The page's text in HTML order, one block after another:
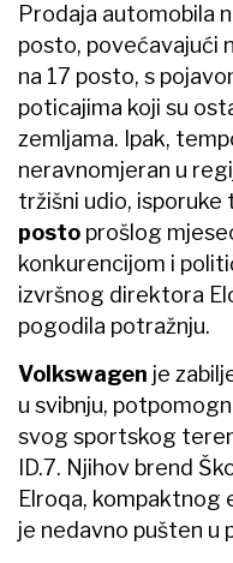
Prodaja automobila
posto, povećavajući
na 17 posto, s
poticajima koji su
zemljama. Ipak,
neravnomjeran u
tržišni udio, isporuke
posto prošlog
konkurencijom i
izvršnog direktora
pogodila potražnju.
Volkswagen je
u svibnju,
svog sportskog
ID.7. Njihov brend
Elroqa,
je nedavno pušten u